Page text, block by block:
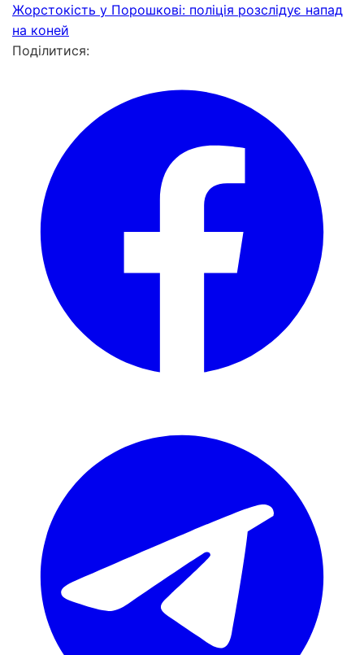
Жорстокість у Порошкові: поліція розслідує напад
на коней
Поділитися: